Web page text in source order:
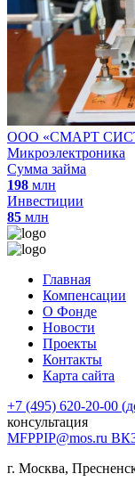
ООО «СМАРТ
Микроэлектроника
Сумма займа
198 млн
Инвестиции
85 млн
Главная
Компенсации
О Фонде
Новости
Проекты
Контакты
Карта сайта
+7 (495) 620-20-00
консультация
MFPPIP@mos.ru
г. Москва,